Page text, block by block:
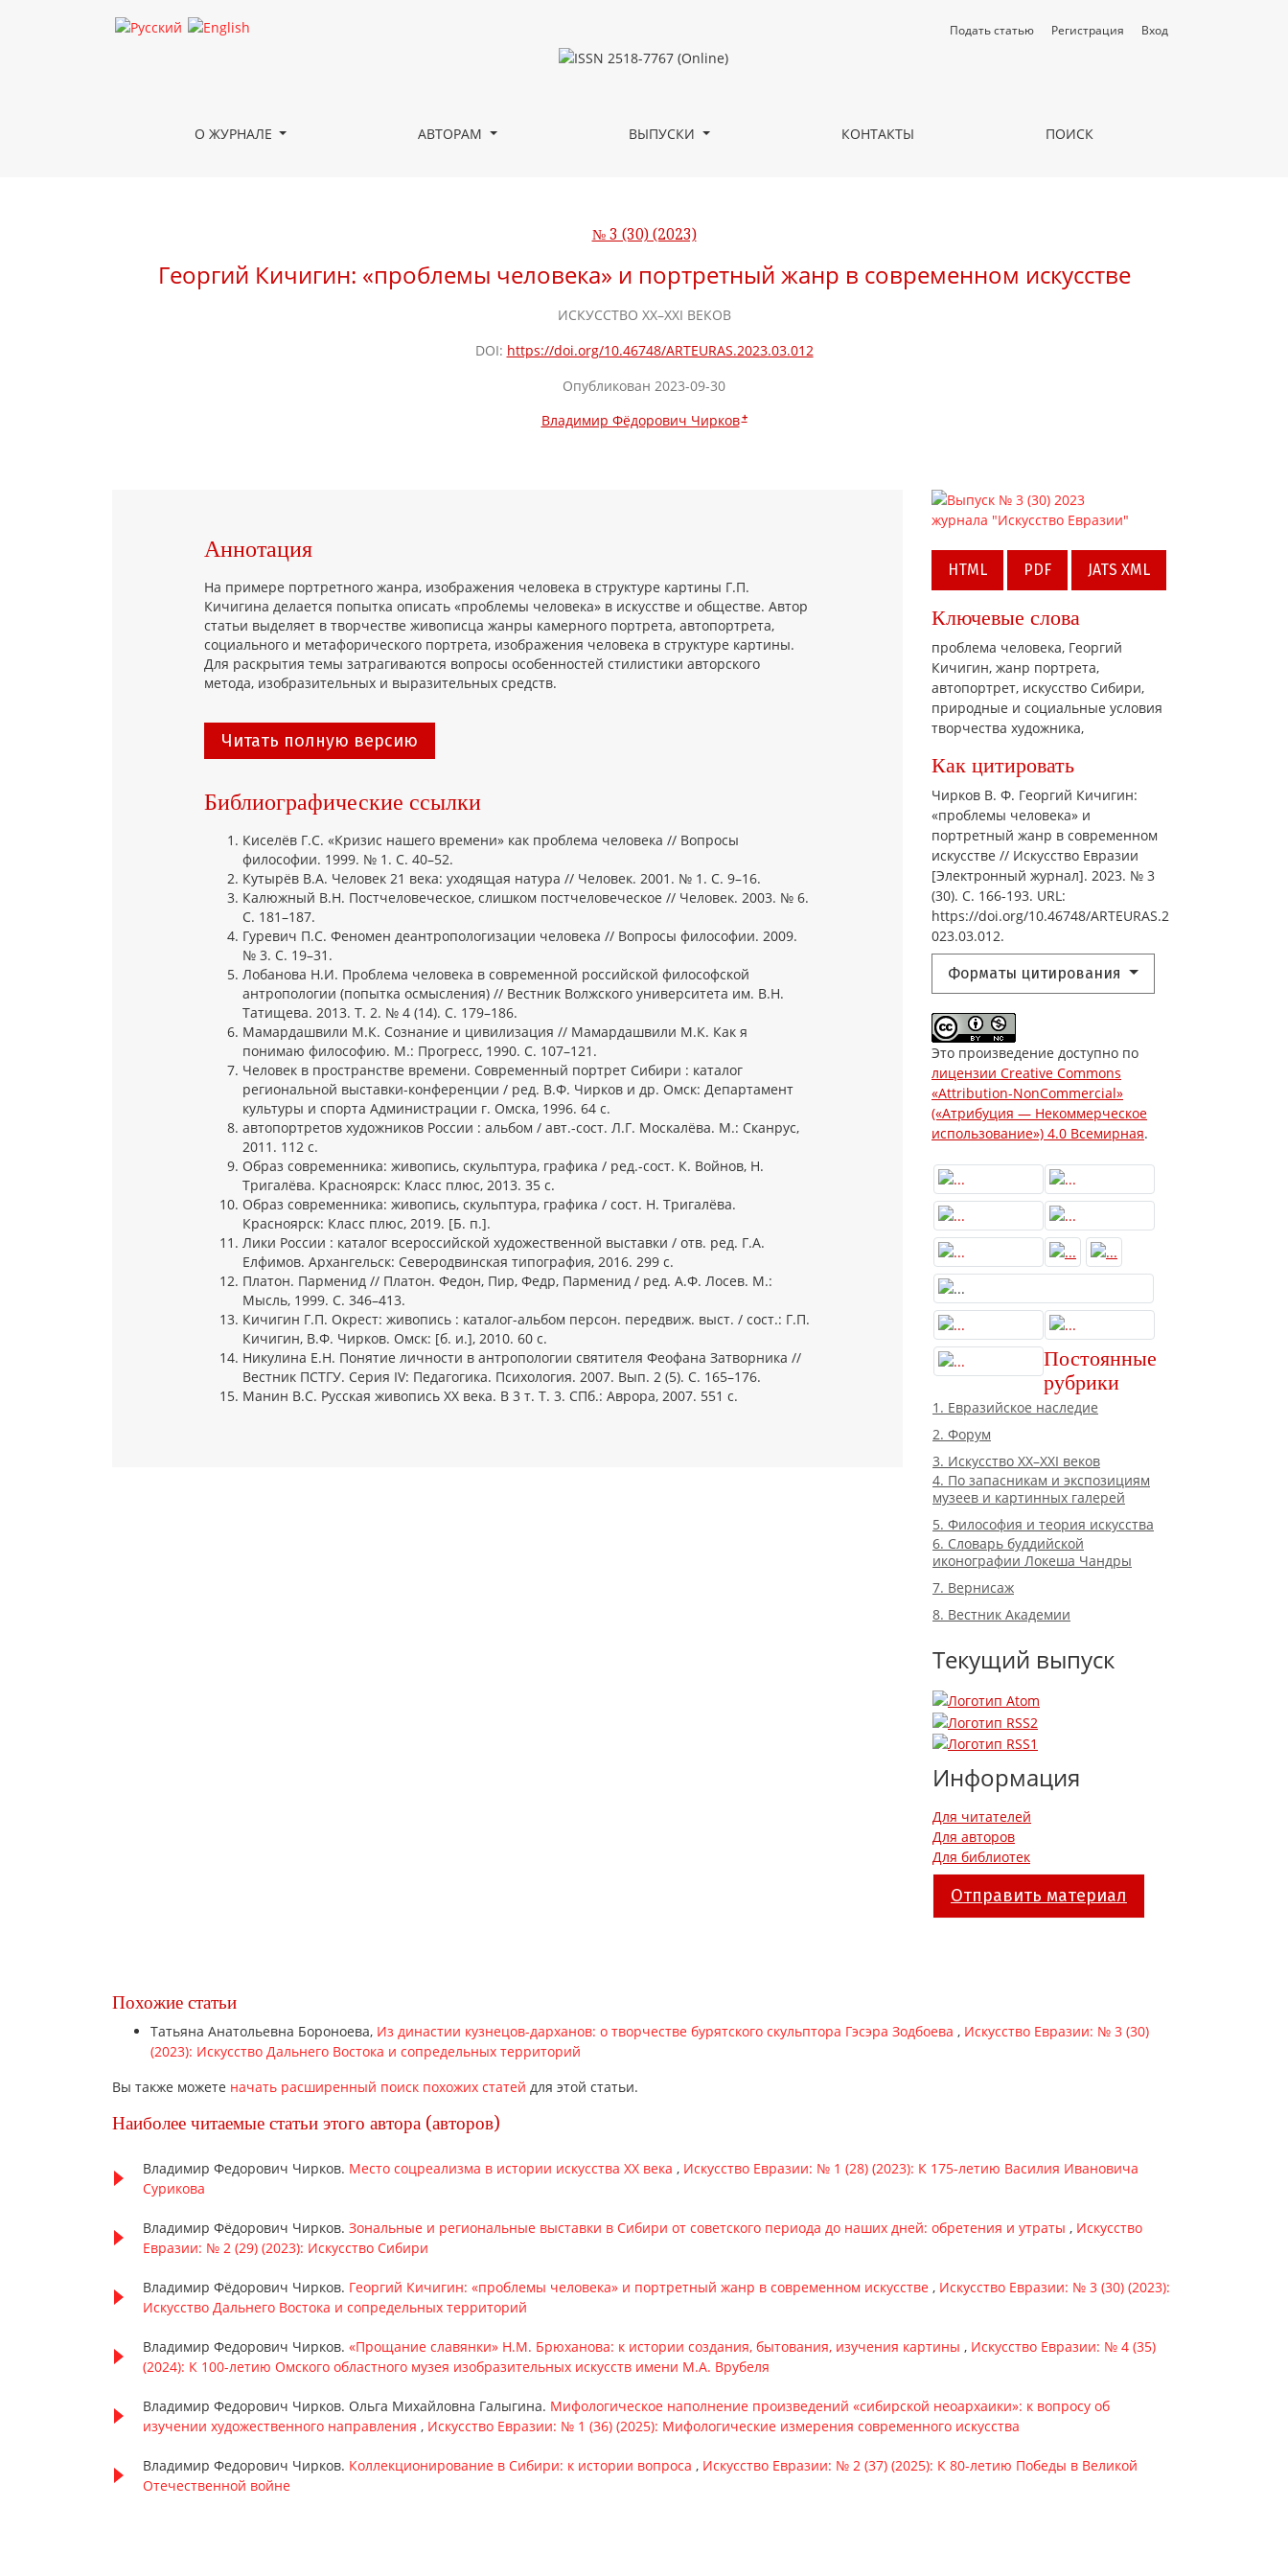
Георгий Кичигин: «проблемы человека» и портретный жанр в современном искусстве
О ЖУРНАЛЕ АВТОРАМ ВЫПУСКИ КОНТАКТЫ ПОИСК
Подать статью Регистрация Вход
№ 3 (30) (2023)
Георгий Кичигин: «проблемы человека» и портретный жанр в современном искусстве
ИСКУССТВО XX–XXI ВЕКОВ
DOI: https://doi.org/10.46748/ARTEURAS.2023.03.012
Опубликован 2023-09-30
Владимир Фёдорович Чирков +
HTML PDF JATS XML
Ключевые слова
проблема человека, Георгий
Кичигин, жанр портрета,
автопортрет, искусство Сибири,
природные и социальные условия
творчества художника,
Как цитировать
Чирков В. Ф. Георгий Кичигин:
«проблемы человека» и
портретный жанр в современном
искусстве // Искусство Евразии
[Электронный журнал]. 2023. № 3
(30). С. 166-193. URL:
https://doi.org/10.46748/ARTEURAS.2
023.03.012.
Форматы цитирования
Это произведение доступно по
лицензии Creative Commons
«Attribution-NonCommercial»
(«Атрибуция — Некоммерческое
использование») 4.0 Всемирная.
Постоянные
рубрики
1. Евразийское наследие
2. Форум
3. Искусство XX–XXI веков
4. По запасникам и экспозициям
музеев и картинных галерей
5. Философия и теория искусства
6. Словарь буддийской
иконографии Локеша Чандры
7. Вернисаж
8. Вестник Академии
Текущий выпуск
Информация
Для читателей
Для авторов
Для библиотек
Отправить материал
Аннотация
На примере портретного жанра, изображения человека в структуре картины Г.П.
Кичигина делается попытка описать «проблемы человека» в искусстве и обществе. Автор
статьи выделяет в творчестве живописца жанры камерного портрета, автопортрета,
социального и метафорического портрета, изображения человека в структуре картины.
Для раскрытия темы затрагиваются вопросы особенностей стилистики авторского
метода, изобразительных и выразительных средств.
Читать полную версию
Библиографические ссылки
Киселёв Г.С. «Кризис нашего времени» как проблема человека // Вопросы
философии. 1999. № 1. С. 40–52.
Кутырёв В.А. Человек 21 века: уходящая натура // Человек. 2001. № 1. С. 9–16.
Калюжный В.Н. Постчеловеческое, слишком постчеловеческое // Человек. 2003. № 6.
С. 181–187.
Гуревич П.С. Феномен деантропологизации человека // Вопросы философии. 2009.
№ 3. С. 19–31.
Лобанова Н.И. Проблема человека в современной российской философской
антропологии (попытка осмысления) // Вестник Волжского университета им. В.Н.
Татищева. 2013. Т. 2. № 4 (14). С. 179–186.
Мамардашвили М.К. Сознание и цивилизация // Мамардашвили М.К. Как я
понимаю философию. М.: Прогресс, 1990. С. 107–121.
Человек в пространстве времени. Современный портрет Сибири : каталог
региональной выставки-конференции / ред. В.Ф. Чирков и др. Омск: Департамент
культуры и спорта Администрации г. Омска, 1996. 64 с.
автопортретов художников России : альбом / авт.-сост. Л.Г. Москалёва. М.: Сканрус,
2011. 112 с.
Образ современника: живопись, скульптура, графика / ред.-сост. К. Войнов, Н.
Тригалёва. Красноярск: Класс плюс, 2013. 35 с.
Образ современника: живопись, скульптура, графика / сост. Н. Тригалёва.
Красноярск: Класс плюс, 2019. [Б. п.].
Лики России : каталог всероссийской художественной выставки / отв. ред. Г.А.
Елфимов. Архангельск: Северодвинская типография, 2016. 299 с.
Платон. Парменид // Платон. Федон, Пир, Федр, Парменид / ред. А.Ф. Лосев. М.:
Мысль, 1999. С. 346–413.
Кичигин Г.П. Окрест: живопись : каталог-альбом персон. передвиж. выст. / сост.: Г.П.
Кичигин, В.Ф. Чирков. Омск: [б. и.], 2010. 60 с.
Никулина Е.Н. Понятие личности в антропологии святителя Феофана Затворника //
Вестник ПСТГУ. Серия IV: Педагогика. Психология. 2007. Вып. 2 (5). С. 165–176.
Манин В.С. Русская живопись ХХ века. В 3 т. Т. 3. СПб.: Аврора, 2007. 551 с.
Похожие статьи
Татьяна Анатольевна Бороноева, Из династии кузнецов-дарханов: о творчестве бурятского скульптора Гэсэра Зодбоева , Искусство Евразии: № 3 (30)
(2023): Искусство Дальнего Востока и сопредельных территорий
Вы также можете начать расширенный поиск похожих статей для этой статьи.
Наиболее читаемые статьи этого автора (авторов)
Владимир Федорович Чирков. Место соцреализма в истории искусства XX века , Искусство Евразии: № 1 (28) (2023): К 175-летию Василия Ивановича
Сурикова
Владимир Фёдорович Чирков. Зональные и региональные выставки в Сибири от советского периода до наших дней: обретения и утраты , Искусство
Евразии: № 2 (29) (2023): Искусство Сибири
Владимир Фёдорович Чирков. Георгий Кичигин: «проблемы человека» и портретный жанр в современном искусстве , Искусство Евразии: № 3 (30) (2023):
Искусство Дальнего Востока и сопредельных территорий
Владимир Федорович Чирков. «Прощание славянки» Н.М. Брюханова: к истории создания, бытования, изучения картины , Искусство Евразии: № 4 (35)
(2024): К 100-летию Омского областного музея изобразительных искусств имени М.А. Врубеля
Владимир Федорович Чирков. Ольга Михайловна Галыгина. Мифологическое наполнение произведений «сибирской неоархаики»: к вопросу об
изучении художественного направления , Искусство Евразии: № 1 (36) (2025): Мифологические измерения современного искусства
Владимир Федорович Чирков. Коллекционирование в Сибири: к истории вопроса , Искусство Евразии: № 2 (37) (2025): К 80-летию Победы в Великой
Отечественной войне